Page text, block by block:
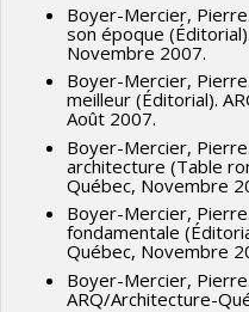
Boyer-Mercier,
son époque
Novembre 2007.
Boyer-Mercier,
meilleur (Éditorial).
Août 2007.
Boyer-Mercier,
architecture (Table
Québec, Novembre
Boyer-Mercier,
fondamentale
Québec, Novembre
Boyer-Mercier,
ARQ/Architecture-